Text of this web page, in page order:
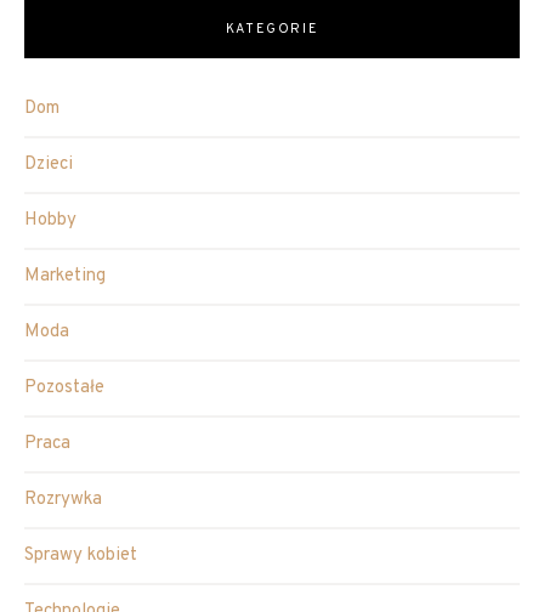
KATEGORIE
Dom
Dzieci
Hobby
Marketing
Moda
Pozostałe
Praca
Rozrywka
Sprawy kobiet